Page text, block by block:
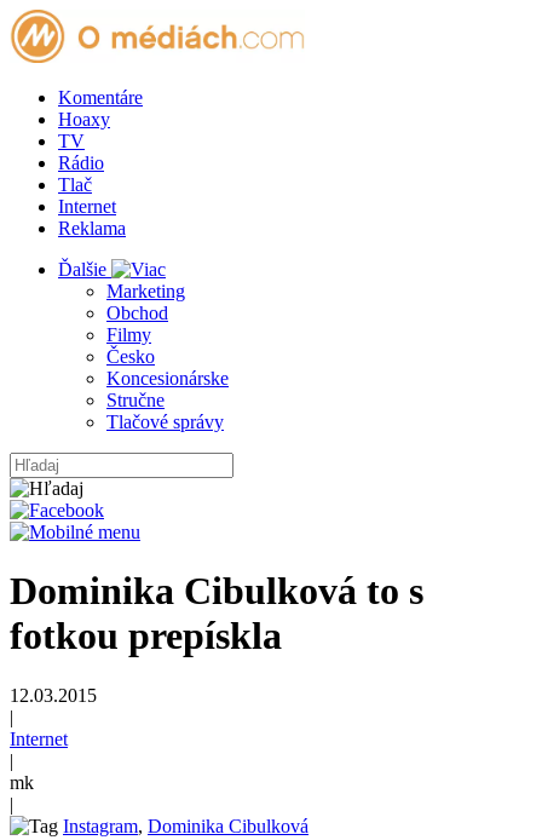
Komentáre
Hoaxy
TV
Rádio
Tlač
Internet
Reklama
Ďalšie
Marketing
Obchod
Filmy
Česko
Koncesionárske
Stručne
Tlačové správy
Dominika Cibulková to s
fotkou prepískla
12.03.2015
|
Internet
|
mk
|
Instagram, Dominika Cibulková